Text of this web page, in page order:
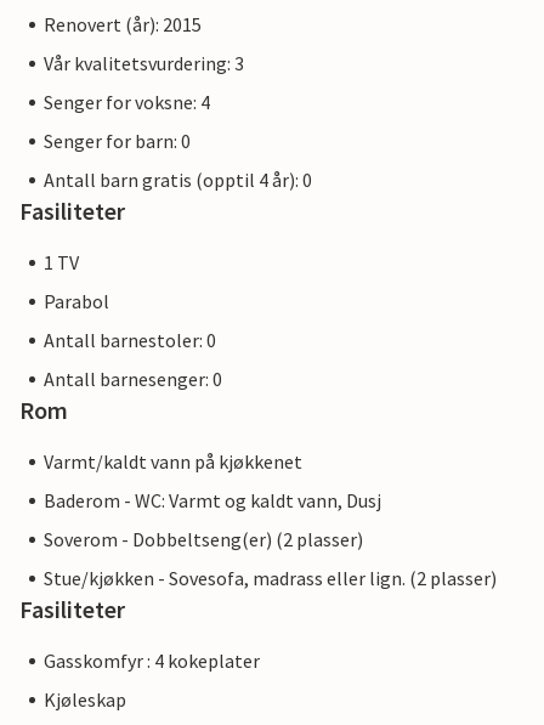
Renovert (år): 2015
Vår kvalitetsvurdering: 3
Senger for voksne: 4
Senger for barn: 0
Antall barn gratis (opptil 4 år): 0
Fasiliteter
1 TV
Parabol
Antall barnestoler: 0
Antall barnesenger: 0
Rom
Varmt/kaldt vann på kjøkkenet
Baderom - WC: Varmt og kaldt vann, Dusj
Soverom - Dobbeltseng(er) (2 plasser)
Stue/kjøkken - Sovesofa, madrass eller lign. (2 plasser)
Fasiliteter
Gasskomfyr : 4 kokeplater
Kjøleskap